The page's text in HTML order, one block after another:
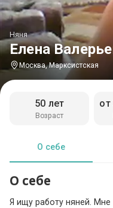
Елена
Няня
Москва, Марксистская
Возраст
50 лет от
О себе
О себе
Я ищу работу няней. Мне